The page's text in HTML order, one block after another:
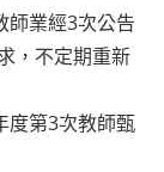
師業經3次公告
，不定期重新
度第3次教師甄